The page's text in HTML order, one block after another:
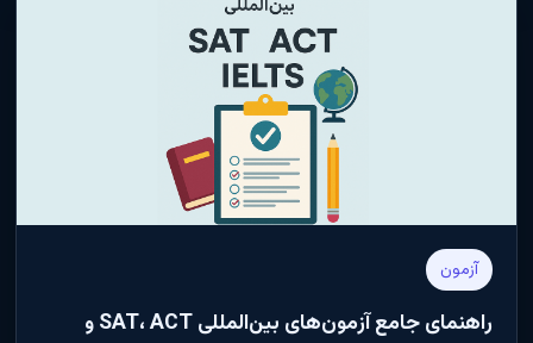
آزمون
راهنمای جامع آزمون‌های بین‌المللی SAT، ACT و